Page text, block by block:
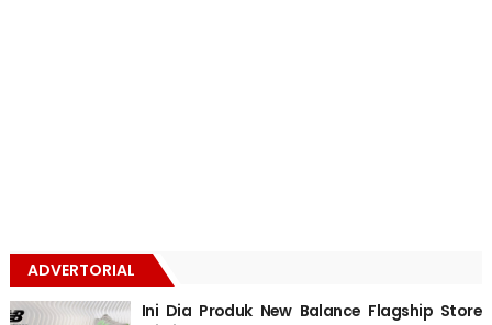
ADVERTORIAL
Ini Dia Produk New Balance Flagship Store